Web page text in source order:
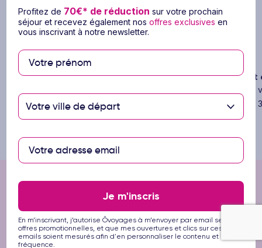
Les avantagesÔvoyages
Vos voyages, notre passion
depuis 20 ans !
Paiement
Ôvoyages
séjours en
et profitez de70€* de
réduction
Profitez de 70€* de réduction sur votre prochain
séjour et recevez également nosoffres exclusives en
vous inscrivant à notre newsletter.
Votre ville de départ
Je m'inscris
En m’inscrivant, j’autorise Ôvoyages à m’envoyer par email ses
offres promotionnelles, et que mes ouvertures et clics sur ces
emails soient mesurés afin d'en personnaliser le contenu et la
fréquence.